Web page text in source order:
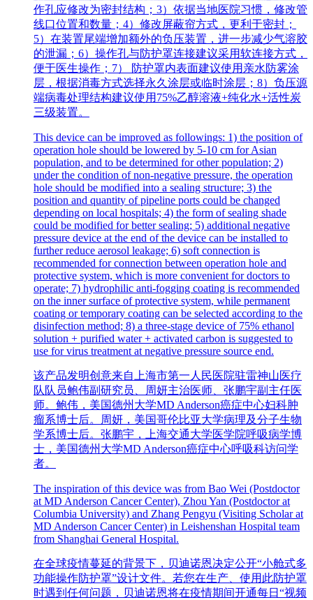
作孔应修改为密封结构；3）依据当地医院习惯，修改管
线口位置和数量；4）修改屏蔽帘方式，更利于密封；
5）在装置尾端增加额外的负压装置，进一步减少气溶胶
的泄漏；6）操作孔与防护罩连接建议采用软连接方式，
便于医生操作；7） 防护罩内表面建议使用亲水防雾涂
层，根据消毒方式选择永久涂层或临时涂层；8）负压源
端病毒处理结构建议使用75%乙醇溶液+纯化水+活性炭
三级装置。
This device can be improved as followings: 1) the position of
operation hole should be lowered by 5-10 cm for Asian
population, and to be determined for other population; 2)
under the condition of non-negative pressure, the operation
hole should be modified into a sealing structure; 3) the
position and quantity of pipeline ports could be changed
depending on local hospitals; 4) the form of sealing shade
could be modified for better sealing; 5) additional negative
pressure device at the end of the device can be installed to
further reduce aerosol leakage; 6) soft connection is
recommended for connection between operation hole and
protective system, which is more convenient for doctors to
operate; 7) hydrophilic anti-fogging coating is recommended
on the inner surface of protective system, while permanent
coating or temporary coating can be selected according to the
disinfection method; 8) a three-stage device of 75% ethanol
solution + purified water + activated carbon is suggested to
use for virus treatment at negative pressure source end.
该产品发明创意来自上海市第一人民医院驻雷神山医疗
队队员鲍伟副研究员、周妍主治医师、张鹏宇副主任医
师。鲍伟，美国德州大学MD Anderson癌症中心妇科肿
瘤系博士后。周妍，美国哥伦比亚大学病理及分子生物
学系博士后。张鹏宇，上海交通大学医学院呼吸病学博
士，美国德州大学MD Anderson癌症中心呼吸科访问学
者。
The inspiration of this device was from Bao Wei (Postdoctor
at MD Anderson Cancer Center), Zhou Yan (Postdoctor at
Columbia University) and Zhang Pengyu (Visiting Scholar at
MD Anderson Cancer Center) in Leishenshan Hospital team
from Shanghai General Hospital.
在全球疫情蔓延的背景下，贝迪诺恩决定公开“小舱式多
功能操作防护罩”设计文件。若您在生产、使用此防护罩
时遇到任何问题，贝迪诺恩将在疫情期间开通每日“视频